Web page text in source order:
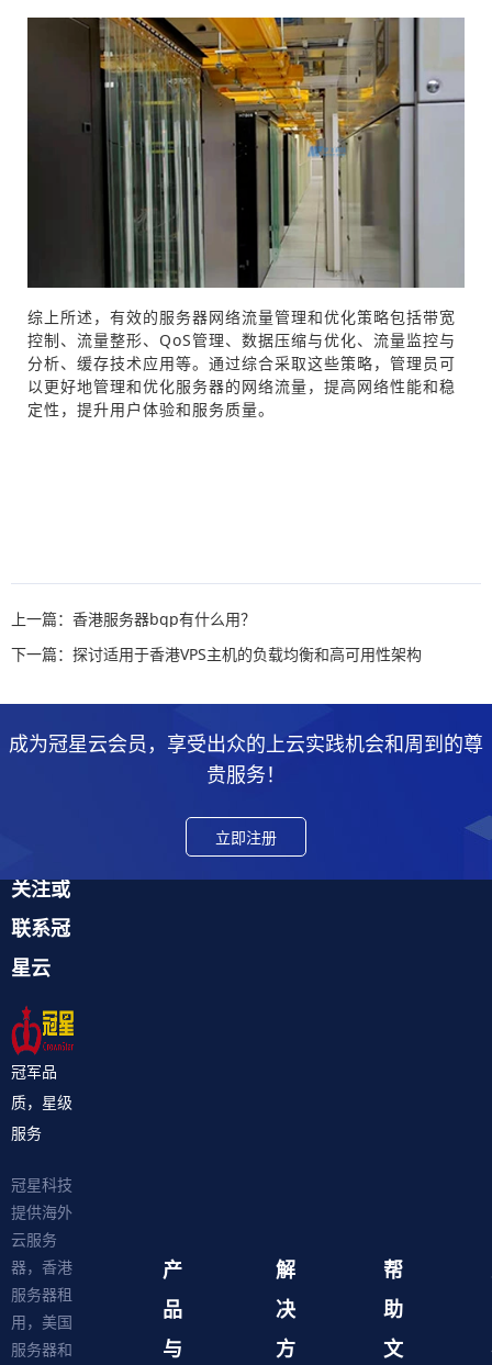
综上所述，有效的服务器网络流量管理和优化策略包括带宽
控制、流量整形、QoS管理、数据压缩与优化、流量监控与
分析、缓存技术应用等。通过综合采取这些策略，管理员可
以更好地管理和优化服务器的网络流量，提高网络性能和稳
定性，提升用户体验和服务质量。
上一篇：香港服务器bgp有什么用？
下一篇：探讨适用于香港VPS主机的负载均衡和高可用性架构
成为冠星云会员，享受出众的上云实践机会和周到的尊
贵服务！
立即注册
关注或
联系冠
星云
冠军品
质，星级
服务
冠星科技
提供海外
云服务
器，香港
服务器租
用，美国
服务器和
产
品
与
解
决
方
帮
助
文